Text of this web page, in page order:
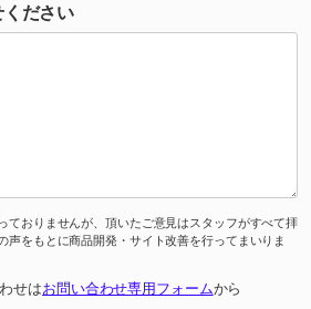
ださい
ておりませんが、頂いたご意見はスタッフがすべて拝
声をもとに商品開発・サイト改善を行ってまいりま
せはお問い合わせ専用フォームから